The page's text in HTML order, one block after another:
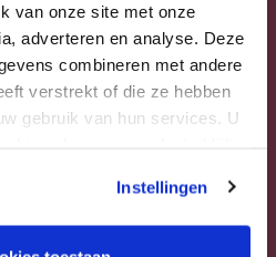
van onze site met onze
adverteren en analyse. Deze
combineren met andere
verstrekt of die ze hebben
gebruik van hun services. U
Instellingen
of die zij hebben
van hun diensten.
Targeting